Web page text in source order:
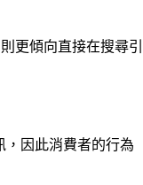
更傾向直接在搜尋引
，因此消費者的行為